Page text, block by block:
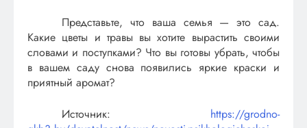
Представьте, что ваша семья — это сад.
Какие цветы и травы вы хотите вырастить своими
словами и поступками? Что вы готовы убрать, чтобы
в вашем саду снова появились яркие краски и
приятный аромат?
Источник: https://grodno-